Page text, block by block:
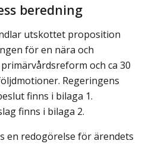
beredning
utskottet proposition
för en nära och
och ca 30
Regeringens
finns i bilaga 1.
finns i bilaga 2.
en redogörelse för ärendets